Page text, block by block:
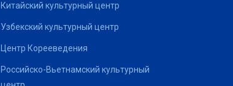
Китайский культурный центр
Узбекский культурный центр
Центр Корееведения
Российско-Вьетнамский культурный